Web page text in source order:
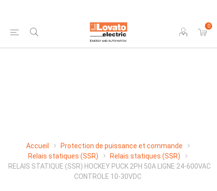
0
Accueil
Protection de puissance et commande
Relais statiques (SSR)
Relais statiques (SSR)
RELAIS STATIQUE (SSR) HOCKEY PUCK 2PH 50A LIGNE 24-600VAC
CONTROLE 10-30VDC